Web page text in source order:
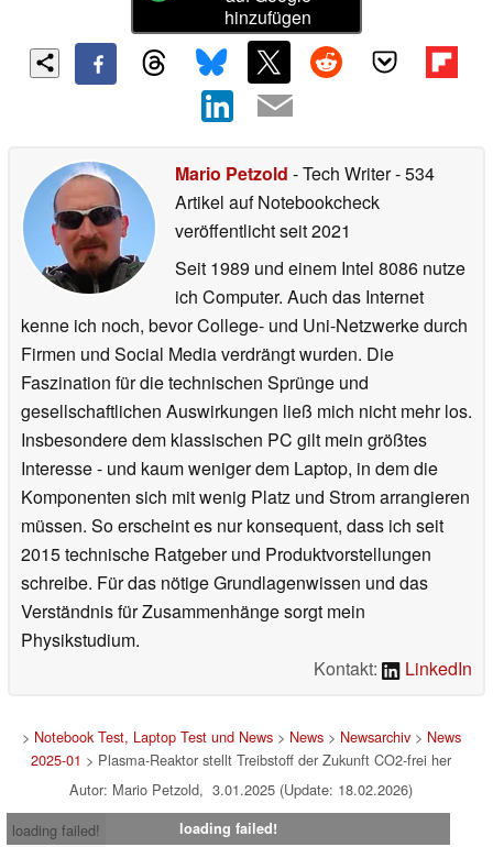
hinzufügen
Mario Petzold - Tech Writer- 534
Artikel auf Notebookcheck
veröffentlichtseit 2021
Seit 1989 und einem Intel 8086 nutze
ich Computer. Auch das Internet
kenne ich noch, bevor College- und Uni-Netzwerke durch
Firmen und Social Media verdrängt wurden. Die
Faszination für die technischen Sprünge und
gesellschaftlichen Auswirkungen ließ mich nicht mehr los.
Insbesondere dem klassischen PC gilt mein größtes
Interesse - und kaum weniger dem Laptop, in dem die
Komponenten sich mit wenig Platz und Strom arrangieren
müssen. So erscheint es nur konsequent, dass ich seit
2015 technische Ratgeber und Produktvorstellungen
schreibe. Für das nötige Grundlagenwissen und das
Verständnis für Zusammenhänge sorgt mein
Physikstudium.
Kontakt:
LinkedIn
> Notebook Test, Laptop Test und News> News> Newsarchiv> News
2025-01 > Plasma-Reaktor stellt Treibstoff der Zukunft CO2-frei her
Autor: Mario Petzold, 3.01.2025 (Update: 18.02.2026)
loading failed!
loading failed!